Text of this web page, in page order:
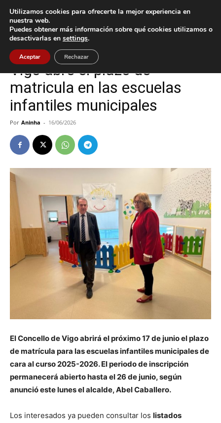
Inicio Cultura / Ocio
Cultura / Ocio Vigo
Vigo abre el plazo de
matricula en las escuelas
infantiles municipales
Por Aninha - 16/06/2026
El Concello de Vigo abrirá el próximo 17 de junio el plazo
de matrícula para las escuelas infantiles municipales de
cara al curso 2025-2026. El periodo de inscripción
permanecerá abierto hasta el 26 de junio, según
anunció este lunes el alcalde, Abel Caballero.
Los interesados ya pueden consultar los listados
Utilizamos cookies para ofrecerte la mejor experiencia en
nuestra web.
Puedes obtener más información sobre qué cookies utilizamos o
desactivarlas en settings.
Aceptar Rechazar